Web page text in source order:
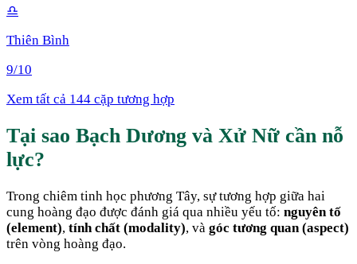
♎
Thiên Bình
9/10
Xem tất cả 144 cặp tương hợp
Tại sao Bạch Dương và Xử Nữ cần nỗ
lực?
Trong chiêm tinh học phương Tây, sự tương hợp giữa hai
cung hoàng đạo được đánh giá qua nhiều yếu tố: nguyên tố
(element), tính chất (modality), và góc tương quan (aspect)
trên vòng hoàng đạo.